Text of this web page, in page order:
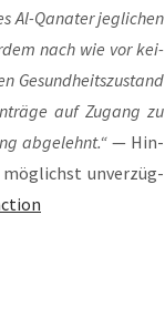
Al-Qana­ter jeg­li­chen
nach wie vor kei­
Gesund­heits­zu­stand
auf Zugang zu
abge­lehnt.“— Hin­
unver­züg­